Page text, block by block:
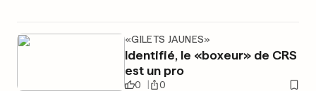
«GILETS JAUNES»
Identifié, le «boxeur» de CRS
est un pro
0 0